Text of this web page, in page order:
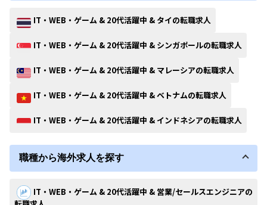
IT・WEB・ゲーム & 20代活躍中 & タイの転職求人
IT・WEB・ゲーム & 20代活躍中 & シンガポールの転職求人
IT・WEB・ゲーム & 20代活躍中 & マレーシアの転職求人
IT・WEB・ゲーム & 20代活躍中 & ベトナムの転職求人
IT・WEB・ゲーム & 20代活躍中 & インドネシアの転職求人
職種から海外求人を探す
IT・WEB・ゲーム & 20代活躍中 & 営業/セールスエンジニアの